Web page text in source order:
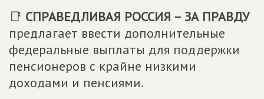
📑 СПРАВЕДЛИВАЯ РОССИЯ – ЗА ПРАВДУ
предлагает ввести дополнительные
федеральные выплаты для поддержки
пенсионеров с крайне низкими
доходами и пенсиями.